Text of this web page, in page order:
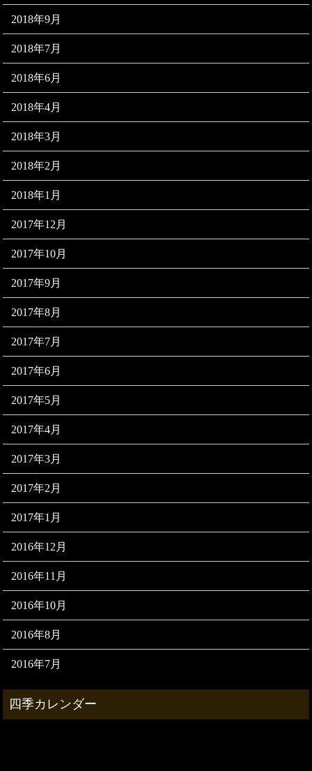
2018年9月
2018年7月
2018年6月
2018年4月
2018年3月
2018年2月
2018年1月
2017年12月
2017年10月
2017年9月
2017年8月
2017年7月
2017年6月
2017年5月
2017年4月
2017年3月
2017年2月
2017年1月
2016年12月
2016年11月
2016年10月
2016年8月
2016年7月